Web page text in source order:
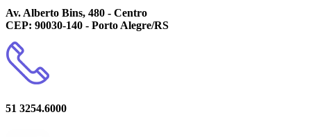
Av. Alberto Bins, 480 - Centro
CEP: 90030-140 - Porto Alegre/RS
51 3254.6000